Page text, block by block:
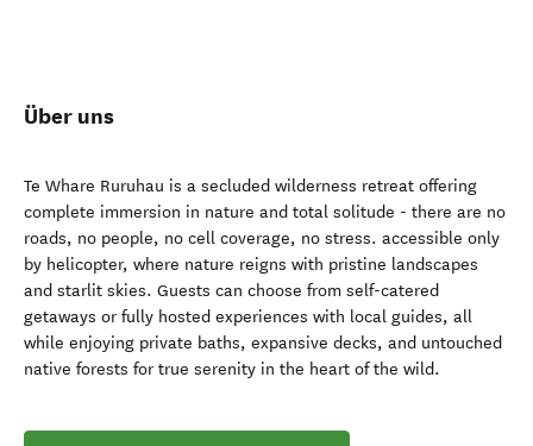
Über uns
Te Whare Ruruhau is a secluded wilderness retreat offering
complete immersion in nature and total solitude - there are no
roads, no people, no cell coverage, no stress. accessible only
by helicopter, where nature reigns with pristine landscapes
and starlit skies. Guests can choose from self-catered
getaways or fully hosted experiences with local guides, all
while enjoying private baths, expansive decks, and untouched
native forests for true serenity in the heart of the wild.